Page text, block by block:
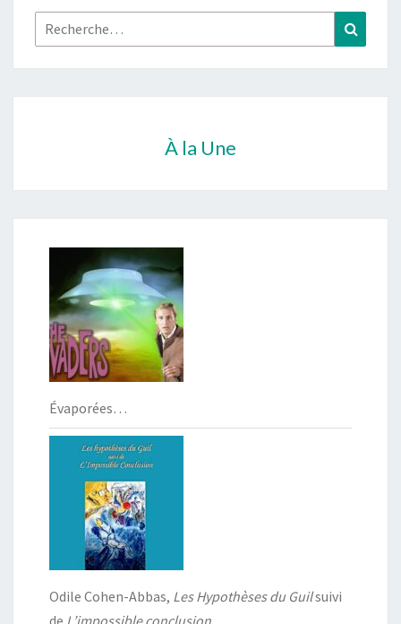
Rechercher :
À la Une
Évaporées…
Odile Cohen-Abbas, Les Hypothèses du Guilsuivi